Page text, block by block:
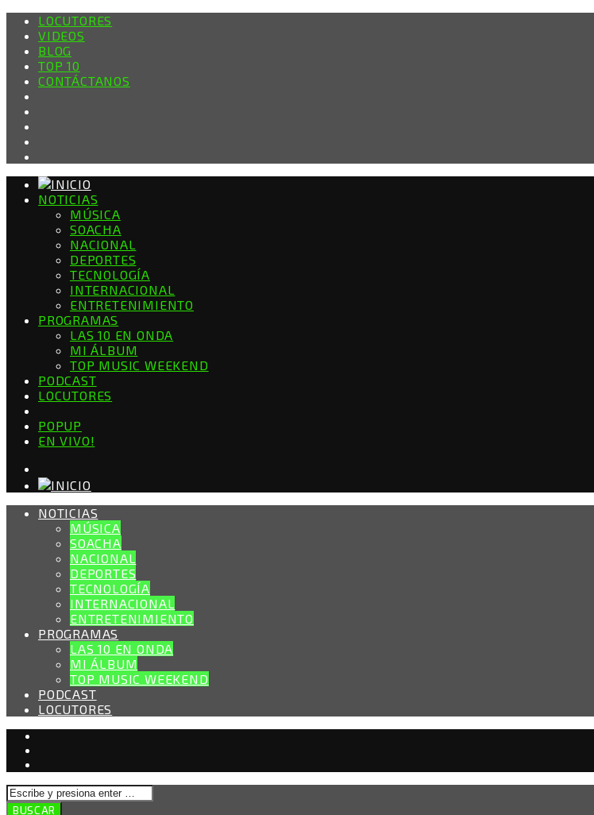
LOCUTORES
VIDEOS
BLOG
TOP 10
CONTÁCTANOS
NOTICIAS
MÚSICA
SOACHA
NACIONAL
DEPORTES
TECNOLOGÍA
INTERNACIONAL
ENTRETENIMIENTO
PROGRAMAS
LAS 10 EN ONDA
MI ÁLBUM
TOP MUSIC WEEKEND
PODCAST
LOCUTORES
POPUP
EN VIVO!
NOTICIAS
MÚSICA
SOACHA
NACIONAL
DEPORTES
TECNOLOGÍA
INTERNACIONAL
ENTRETENIMIENTO
PROGRAMAS
LAS 10 EN ONDA
MI ÁLBUM
TOP MUSIC WEEKEND
PODCAST
LOCUTORES